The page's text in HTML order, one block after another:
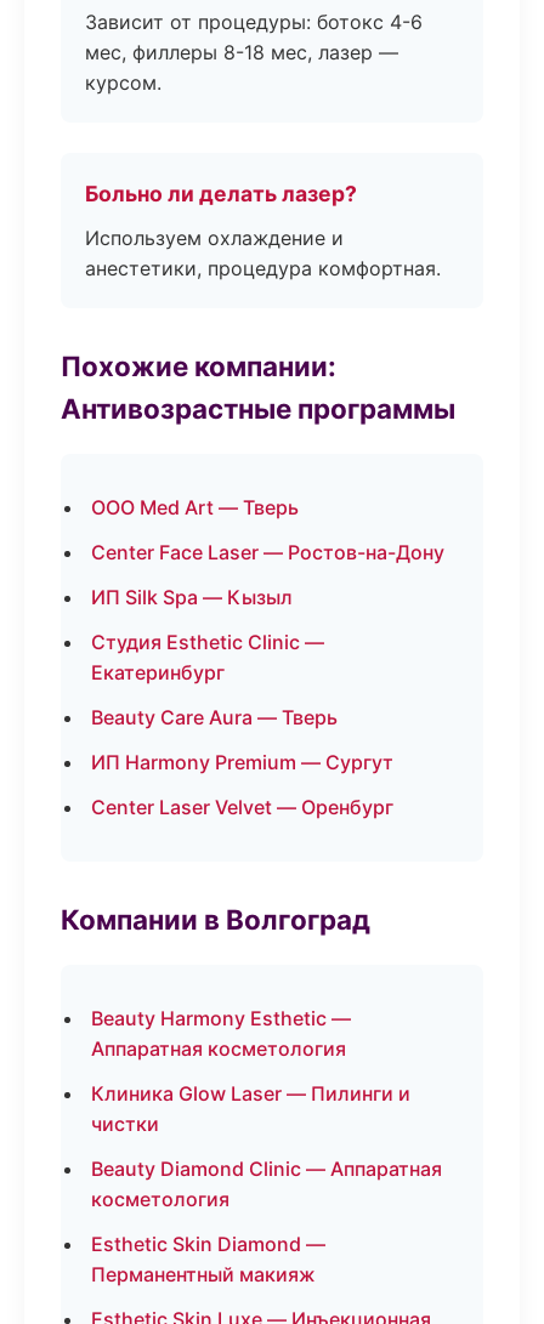
Зависит от процедуры: ботокс 4-6
мес, филлеры 8-18 мес, лазер —
курсом.
Больно ли делать лазер?
Используем охлаждение и
анестетики, процедура комфортная.
Похожие компании:
Антивозрастные программы
ООО Med Art — Тверь
Center Face Laser — Ростов-на-Дону
ИП Silk Spa — Кызыл
Студия Esthetic Clinic —
Екатеринбург
Beauty Care Aura — Тверь
ИП Harmony Premium — Сургут
Center Laser Velvet — Оренбург
Компании в Волгоград
Beauty Harmony Esthetic —
Аппаратная косметология
Клиника Glow Laser — Пилинги и
чистки
Beauty Diamond Clinic — Аппаратная
косметология
Esthetic Skin Diamond —
Перманентный макияж
Esthetic Skin Luxe — Инъекционная